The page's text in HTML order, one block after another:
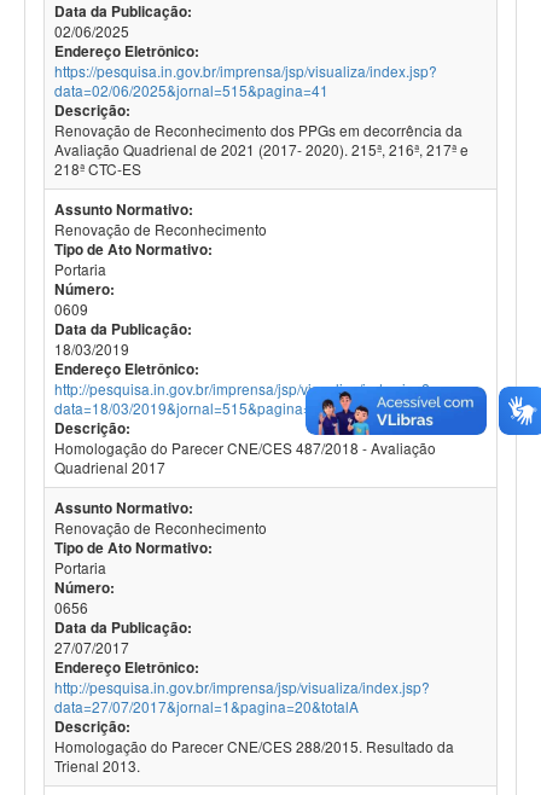
Data da Publicação:
02/06/2025
Endereço Eletrônico:
https://pesquisa.in.gov.br/imprensa/jsp/visualiza/index.jsp?
data=02/06/2025&jornal=515&pagina=41
Descrição:
Renovação de Reconhecimento dos PPGs em decorrência da
Avaliação Quadrienal de 2021 (2017- 2020). 215ª, 216ª, 217ª e
218ª CTC-ES
Assunto Normativo:
Renovação de Reconhecimento
Tipo de Ato Normativo:
Portaria
Número:
0609
Data da Publicação:
18/03/2019
Endereço Eletrônico:
http://pesquisa.in.gov.br/imprensa/jsp/visualiza/index.jsp?
data=18/03/2019&jornal=515&pagina=63
Descrição:
Homologação do Parecer CNE/CES 487/2018 - Avaliação
Quadrienal 2017
Assunto Normativo:
Renovação de Reconhecimento
Tipo de Ato Normativo:
Portaria
Número:
0656
Data da Publicação:
27/07/2017
Endereço Eletrônico:
http://pesquisa.in.gov.br/imprensa/jsp/visualiza/index.jsp?
data=27/07/2017&jornal=1&pagina=20&totalA
Descrição:
Homologação do Parecer CNE/CES 288/2015. Resultado da
Trienal 2013.